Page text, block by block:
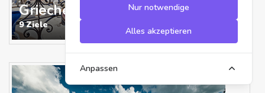
Griechenland
9 Ziele
Nur notwendige
Alles akzeptieren
Anpassen